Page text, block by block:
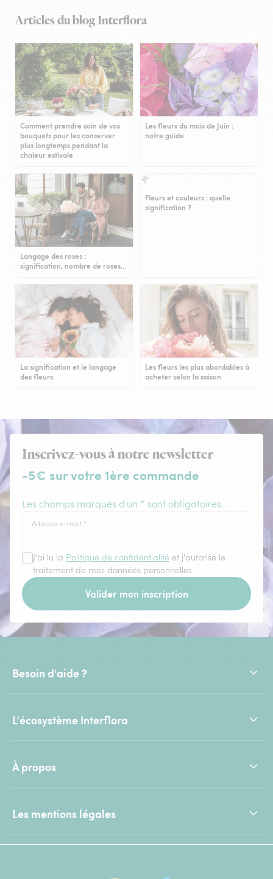
Articles du blog Interflora
Comment prendre soin de vos
bouquets pour les conserver
plus longtemps pendant la
chaleur estivale
Les fleurs du mois de Juin :
notre guide
Langage des roses :
signification, nombre de roses…
Fleurs et couleurs : quelle
signification ?
La signification et le langage
des fleurs
Les fleurs les plus abordables à
acheter selon la saison
Inscrivez-vous à notre newsletter
-5€ sur votre 1ère commande
Les champs marqués d'un * sont obligatoires.
Adresse e-mail *
J'ai lu la Politique de confidentialité et j'autorise le
traitement de mes données personnelles.
Valider mon inscription
Besoin d'aide ?
L'écosystème Interflora
À propos
Les mentions légales